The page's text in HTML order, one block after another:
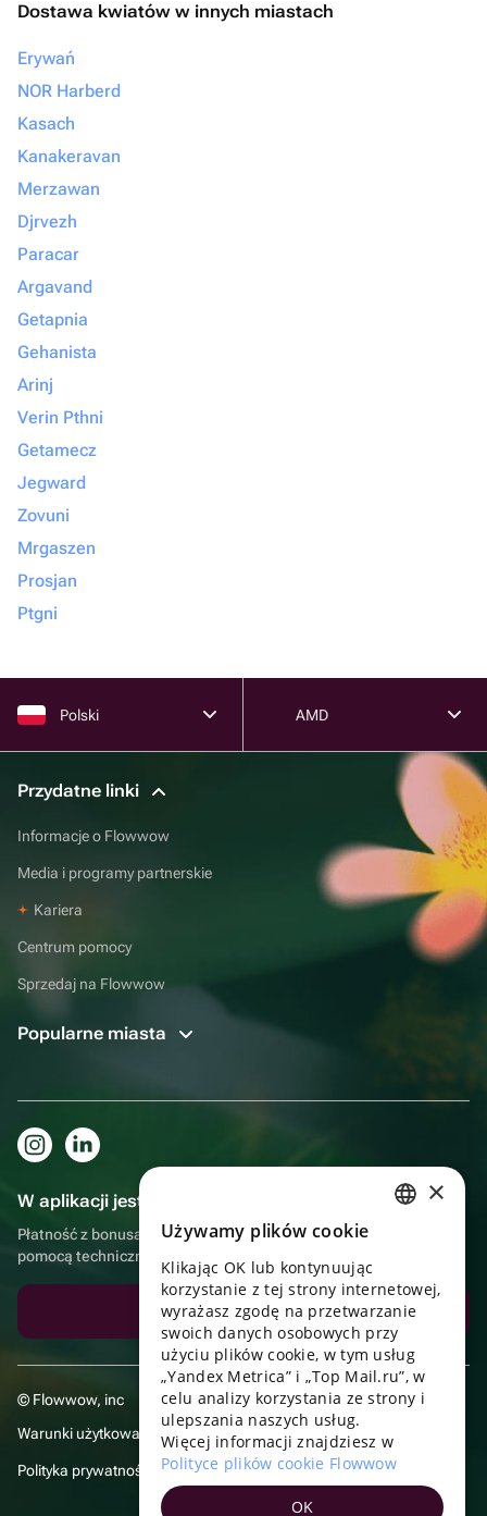
Dostawa kwiatów w innych miastach
Erywań
NOR Harberd
Kasach
Kanakeravan
Merzawan
Djrvezh
Paracar
Argavand
Getapnia
Gehanista
Arinj
Verin Pthni
Getamecz
Jegward
Zovuni
Mrgaszen
Prosjan
Ptgni
Polski AMD
Przydatne linki
Informacje o Flowwow
Media i programy partnerskie
Kariera
Centrum pomocy
Sprzedaj na Flowwow
Popularne miasta
W aplikacji jest to jeszcze wygodniejsze!
Płatność z bonusami, samodzielna dostawa, wygodny czat z
pomocą techniczną
Pobierz aplikację
© Flowwow, inc
Warunki użytkowania
Polityka prywatności
UKRAINIAN
PORTUGUESE
SPANISH
×
Używamy plików cookie
Klikając OK lub kontynuując
korzystanie z tej strony internetowej,
wyrażasz zgodę na przetwarzanie
swoich danych osobowych przy
użyciu plików cookie, w tym usług
„Yandex Metrica” i „Top Mail.ru”, w
celu analizy korzystania ze strony i
ulepszania naszych usług.
Więcej informacji znajdziesz w
Polityce plików cookie Flowwow
OK